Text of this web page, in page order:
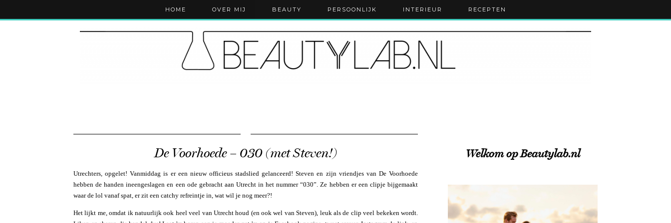
HOME OVER MIJ BEAUTY PERSOONLIJK INTERIEUR RECEPTEN
De Voorhoede – 030 (met Steven!)
Utrechters, opgelet! Vanmiddag is er een nieuw officieus stadslied gelanceerd! Steven en zijn vriendjes van De Voorhoede
hebben de handen ineengeslagen en een ode gebracht aan Utrecht in het nummer “030”. Ze hebben er een clipje bijgemaakt
waar de lol vanaf spat, er zit een catchy refreintje in, wat wil je nog meer?!
Het lijkt me, omdat ik natuurlijk ook heel veel van Utrecht houd (en ook wel van Steven), leuk als de clip veel bekeken wordt.
Welkom op Beautylab.nl